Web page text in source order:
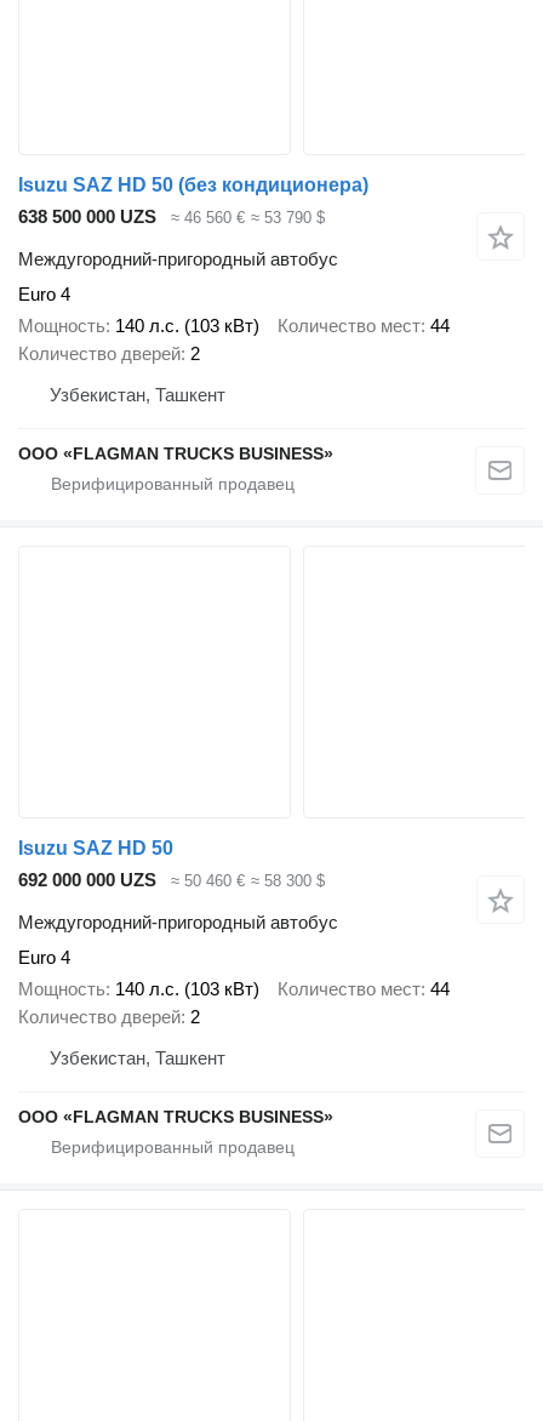
Isuzu SAZ HD 50 (без кондиционера)
638 500 000 UZS
≈ 46 560 € ≈ 53 790 $
Междугородний-пригородный автобус
Euro 4
Мощность 140 л.с. (103 кВт) Количество мест 44
Количество дверей 2
Узбекистан, Ташкент
ООО «FLAGMAN TRUCKS BUSINESS»
Isuzu SAZ HD 50
692 000 000 UZS
≈ 50 460 € ≈ 58 300 $
Междугородний-пригородный автобус
Euro 4
Мощность 140 л.с. (103 кВт) Количество мест 44
Количество дверей 2
Узбекистан, Ташкент
ООО «FLAGMAN TRUCKS BUSINESS»